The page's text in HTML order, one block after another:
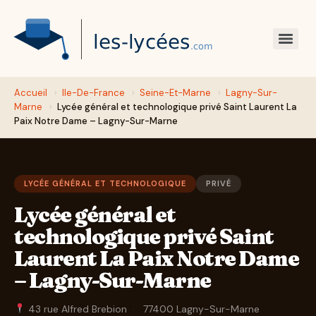
Accueil › Ile-De-France › Seine-Et-Marne › Lagny-Sur-
Marne
› Lycée général et technologique privé Saint Laurent La
Paix Notre Dame – Lagny-Sur-Marne
LYCÉE GÉNÉRAL ET TECHNOLOGIQUE PRIVÉ
Lycée général et
technologique privé Saint
Laurent La Paix Notre Dame
– Lagny-Sur-Marne
43 rue Alfred Brebion ·
77400 Lagny-Sur-Marne